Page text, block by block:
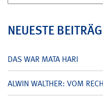
nach:
NEUESTE
DAS WAR MATA HARI
ALWIN WALTHER: VOM